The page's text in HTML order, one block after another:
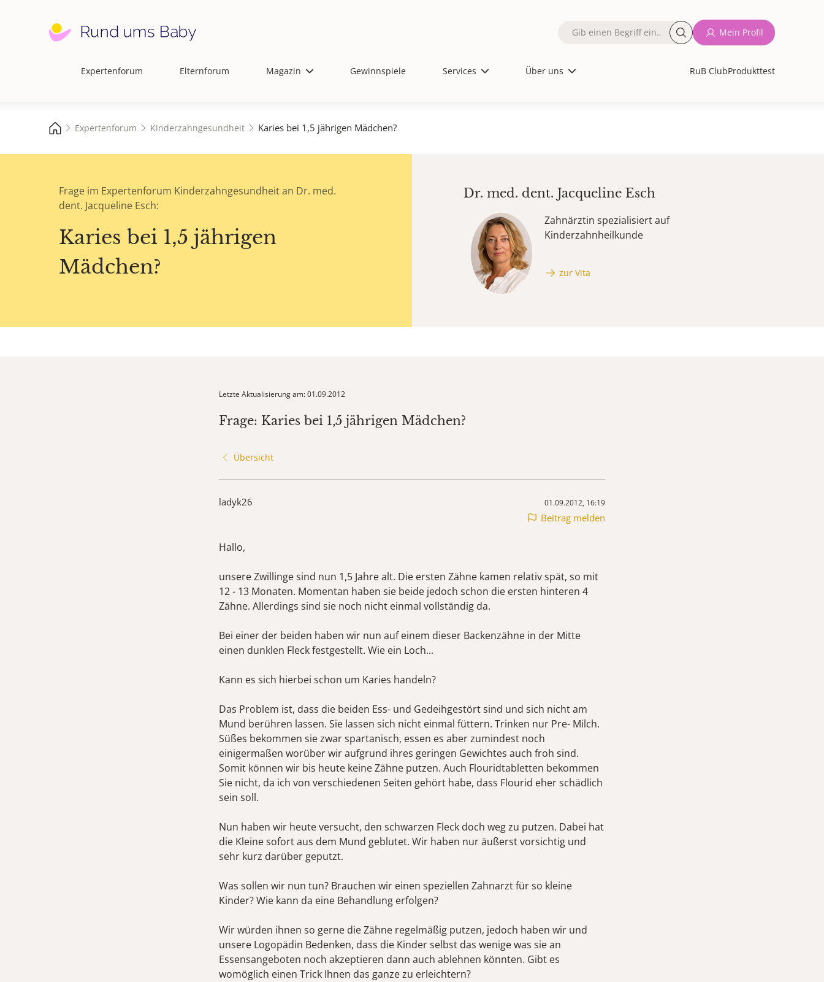
Hauptnavigation
Expertenforum Elternforum Magazin Gewinnspiele Services Über uns RuB ClubProdukttest
Fulltext
Mein Profil
Expertenforum Kinderzahngesundheit Karies bei 1,5 jährigen Mädchen?
Frage im Expertenforum Kinderzahngesundheit an Dr. med.
dent. Jacqueline Esch:
Karies bei 1,5 jährigen
Mädchen?
Dr. med. dent. Jacqueline Esch
Zahnärztin spezialisiert auf
Kinderzahnheilkunde
zur Vita
Letzte Aktualisierung am: 01.09.2012
Frage: Karies bei 1,5 jährigen Mädchen?
Übersicht
ladyk26 01.09.2012, 16:19
Beitrag melden
Hallo,
unsere Zwillinge sind nun 1,5 Jahre alt. Die ersten Zähne kamen relativ spät, so mit
12 - 13 Monaten. Momentan haben sie beide jedoch schon die ersten hinteren 4
Zähne. Allerdings sind sie noch nicht einmal vollständig da.
Bei einer der beiden haben wir nun auf einem dieser Backenzähne in der Mitte
einen dunklen Fleck festgestellt. Wie ein Loch...
Kann es sich hierbei schon um Karies handeln?
Das Problem ist, dass die beiden Ess- und Gedeihgestört sind und sich nicht am
Mund berühren lassen. Sie lassen sich nicht einmal füttern. Trinken nur Pre- Milch.
Süßes bekommen sie zwar spartanisch, essen es aber zumindest noch
einigermaßen worüber wir aufgrund ihres geringen Gewichtes auch froh sind.
Somit können wir bis heute keine Zähne putzen. Auch Flouridtabletten bekommen
Sie nicht, da ich von verschiedenen Seiten gehört habe, dass Flourid eher schädlich
sein soll.
Nun haben wir heute versucht, den schwarzen Fleck doch weg zu putzen. Dabei hat
die Kleine sofort aus dem Mund geblutet. Wir haben nur äußerst vorsichtig und
sehr kurz darüber geputzt.
Was sollen wir nun tun? Brauchen wir einen speziellen Zahnarzt für so kleine
Kinder? Wie kann da eine Behandlung erfolgen?
Wir würden ihnen so gerne die Zähne regelmäßig putzen, jedoch haben wir und
unsere Logopädin Bedenken, dass die Kinder selbst das wenige was sie an
Essensangeboten noch akzeptieren dann auch ablehnen könnten. Gibt es
womöglich einen Trick Ihnen das ganze zu erleichtern?